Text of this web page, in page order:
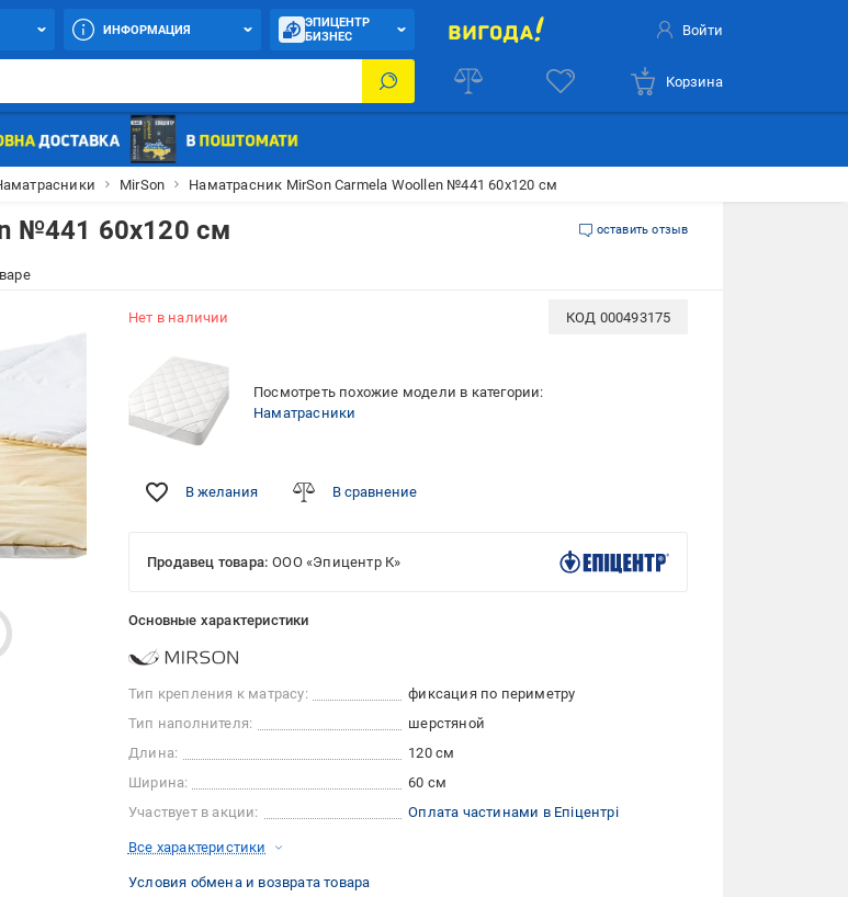
ИНФОРМАЦИЯ
ЭПИЦЕНТР
БИЗНЕС
Войти
Корзина
MirSon Наматрасник MirSon Carmela Woollen №441 60x120 см
№441 60x120 см оставить отзыв
Нет в наличии КОД 000493175
Посмотреть похожие модели в категории:
Наматрасники
В желания В сравнение
Продавец товара: ООО «Эпицентр К»
Основные характеристики
Тип крепления к матрасу:
фиксация по периметру
Тип наполнителя:
шерстяной
Длина:
120 см
Ширина:
60 см
Участвует в акции:
Оплата частинами в Епіцентрі
Все характеристики
Условия обмена и возврата товара